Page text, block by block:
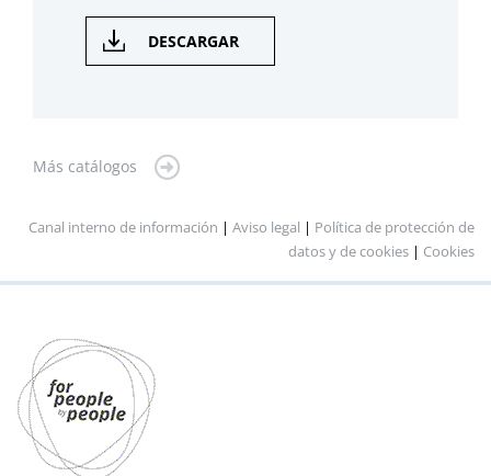
DESCARGAR
Más catálogos
Canal interno de información | Aviso legal | Política de protección de
datos y de cookies | Cookies